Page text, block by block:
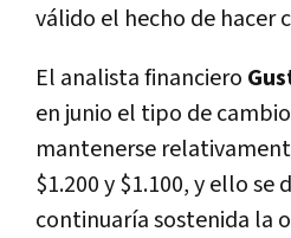
válido el hecho de hacer
El analista financiero
en junio el tipo de
mantenerse
$1.200 y $1.100, y ello se
continuaría sostenida la